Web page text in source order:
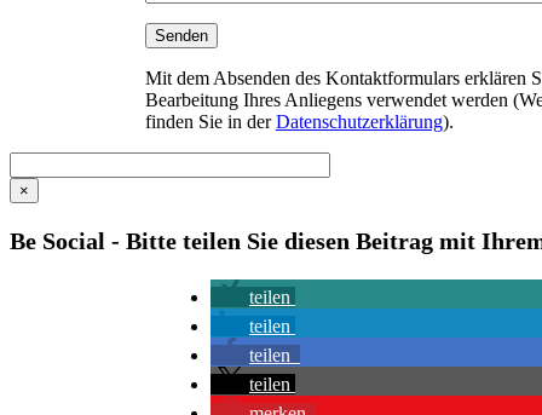
Mit dem Absenden des Kontaktformulars erklären
Bearbeitung Ihres Anliegens verwendet werden
finden Sie in derDatenschutzerklärung).
×
Be Social - Bitte teilen Sie diesen Beitrag mit
teilen
teilen
teilen
teilen